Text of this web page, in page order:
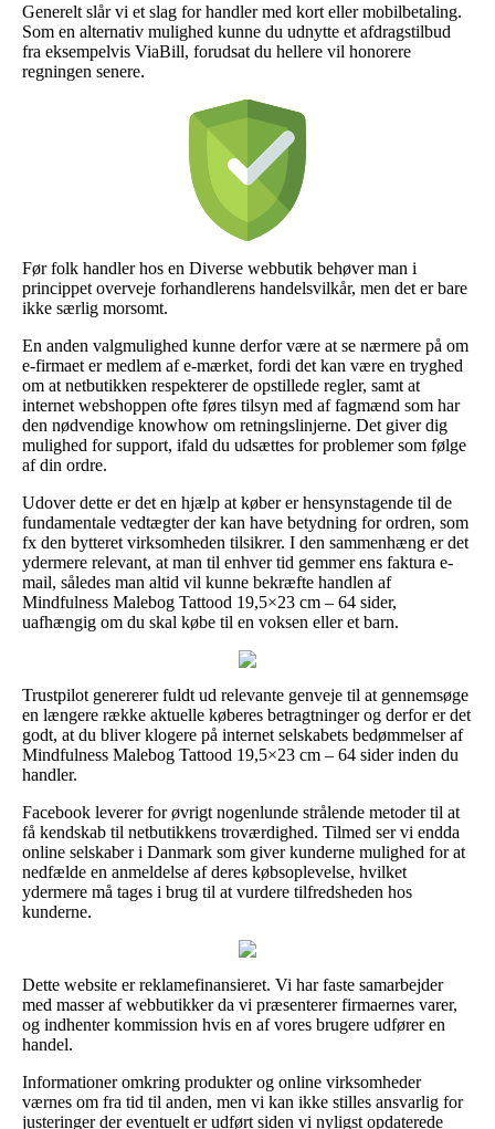
Generelt slår vi et slag for handler med kort eller mobilbetaling.
Som en alternativ mulighed kunne du udnytte et afdragstilbud
fra eksempelvis ViaBill, forudsat du hellere vil honorere
regningen senere.
Før folk handler hos en Diverse webbutik behøver man i
princippet overveje forhandlerens handelsvilkår, men det er bare
ikke særlig morsomt.
En anden valgmulighed kunne derfor være at se nærmere på om
e-firmaet er medlem af e-mærket, fordi det kan være en tryghed
om at netbutikken respekterer de opstillede regler, samt at
internet webshoppen ofte føres tilsyn med af fagmænd som har
den nødvendige knowhow om retningslinjerne. Det giver dig
mulighed for support, ifald du udsættes for problemer som følge
af din ordre.
Udover dette er det en hjælp at køber er hensynstagende til de
fundamentale vedtægter der kan have betydning for ordren, som
fx den bytteret virksomheden tilsikrer. I den sammenhæng er det
ydermere relevant, at man til enhver tid gemmer ens faktura e-
mail, således man altid vil kunne bekræfte handlen af
Mindfulness Malebog Tattood 19,5×23 cm – 64 sider,
uafhængig om du skal købe til en voksen eller et barn.
Trustpilot genererer fuldt ud relevante genveje til at gennemsøge
en længere række aktuelle køberes betragtninger og derfor er det
godt, at du bliver klogere på internet selskabets bedømmelser af
Mindfulness Malebog Tattood 19,5×23 cm – 64 sider inden du
handler.
Facebook leverer for øvrigt nogenlunde strålende metoder til at
få kendskab til netbutikkens troværdighed. Tilmed ser vi endda
online selskaber i Danmark som giver kunderne mulighed for at
nedfælde en anmeldelse af deres købsoplevelse, hvilket
ydermere må tages i brug til at vurdere tilfredsheden hos
kunderne.
Dette website er reklamefinansieret. Vi har faste samarbejder
med masser af webbutikker da vi præsenterer firmaernes varer,
og indhenter kommission hvis en af vores brugere udfører en
handel.
Informationer omkring produkter og online virksomheder
værnes om fra tid til anden, men vi kan ikke stilles ansvarlig for
justeringer der eventuelt er udført siden vi nyligst opdaterede